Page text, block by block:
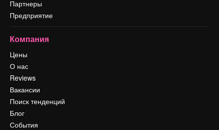
Партнеры
Предприятие
Компания
Цены
О нас
Reviews
Вакансии
Поиск тенденций
Блог
События